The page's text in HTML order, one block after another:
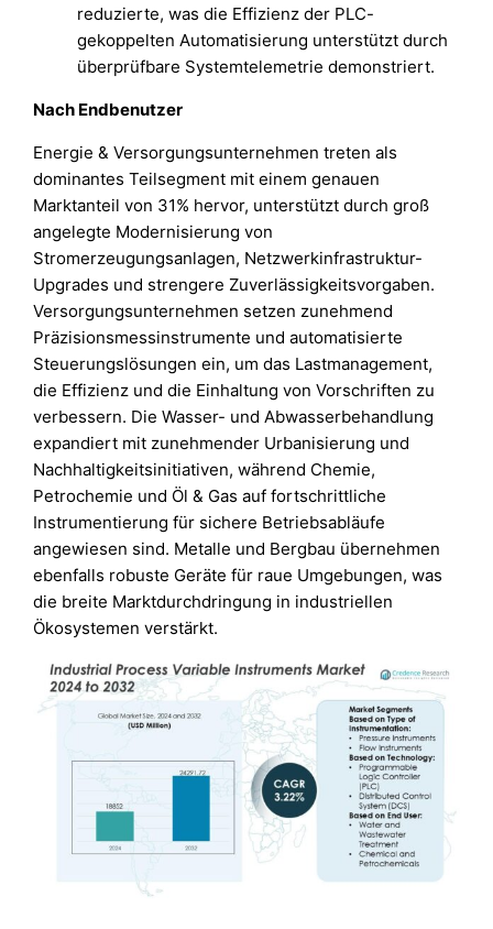
reduzierte, was die Effizienz der PLC-
gekoppelten Automatisierung unterstützt durch
überprüfbare Systemtelemetrie demonstriert.
Nach Endbenutzer
Energie & Versorgungsunternehmen treten als
dominantes Teilsegment mit einem genauen
Marktanteil von 31% hervor, unterstützt durch groß
angelegte Modernisierung von
Stromerzeugungsanlagen, Netzwerkinfrastruktur-
Upgrades und strengere Zuverlässigkeitsvorgaben.
Versorgungsunternehmen setzen zunehmend
Präzisionsmessinstrumente und automatisierte
Steuerungslösungen ein, um das Lastmanagement,
die Effizienz und die Einhaltung von Vorschriften zu
verbessern. Die Wasser- und Abwasserbehandlung
expandiert mit zunehmender Urbanisierung und
Nachhaltigkeitsinitiativen, während Chemie,
Petrochemie und Öl & Gas auf fortschrittliche
Instrumentierung für sichere Betriebsabläufe
angewiesen sind. Metalle und Bergbau übernehmen
ebenfalls robuste Geräte für raue Umgebungen, was
die breite Marktdurchdringung in industriellen
Ökosystemen verstärkt.